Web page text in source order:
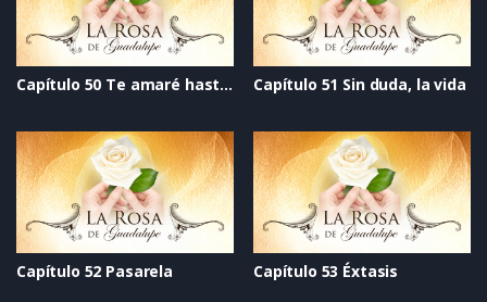
Capítulo 50 Te amaré hasta el final Capítulo 51 Sin duda, la vida
Capítulo 52 Pasarela Capítulo 53 Éxtasis